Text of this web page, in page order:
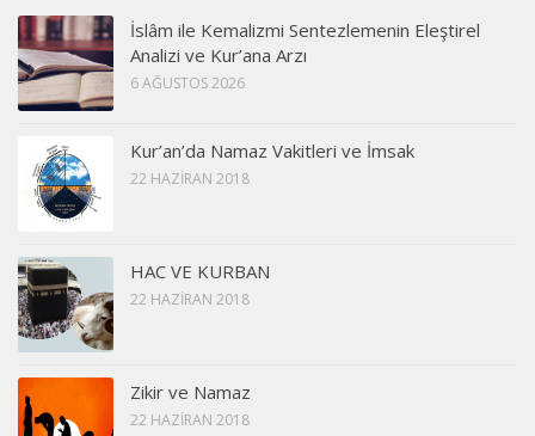
İslâm ile Kemalizmi Sentezlemenin Eleştirel
Analizi ve Kur’ana Arzı
6 AĞUSTOS 2026
Kur’an’da Namaz Vakitleri ve İmsak
22 HAZIRAN 2018
HAC VE KURBAN
22 HAZIRAN 2018
Zikir ve Namaz
22 HAZIRAN 2018